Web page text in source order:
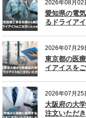
2026年08月02
愛知県の電
るドライア
2026年07月29
東京都の医
イアイスを
2026年07月25
大阪府の大
注文いただ